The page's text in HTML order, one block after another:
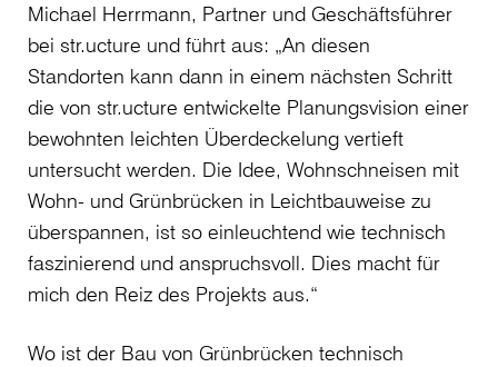
Michael Herrmann, Partner und Geschäftsführer
bei str.ucture und führt aus: „An diesen
Standorten kann dann in einem nächsten Schritt
die von str.ucture entwickelte Planungsvision einer
bewohnten leichten Überdeckelung vertieft
untersucht werden. Die Idee, Wohnschneisen mit
Wohn- und Grünbrücken in Leichtbauweise zu
überspannen, ist so einleuchtend wie technisch
faszinierend und anspruchsvoll. Dies macht für
mich den Reiz des Projekts aus.“
Wo ist der Bau von Grünbrücken technisch